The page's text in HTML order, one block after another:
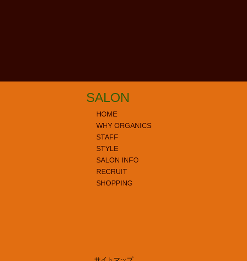
SALON
HOME
WHY ORGANICS
STAFF
STYLE
SALON INFO
RECRUIT
SHOPPING